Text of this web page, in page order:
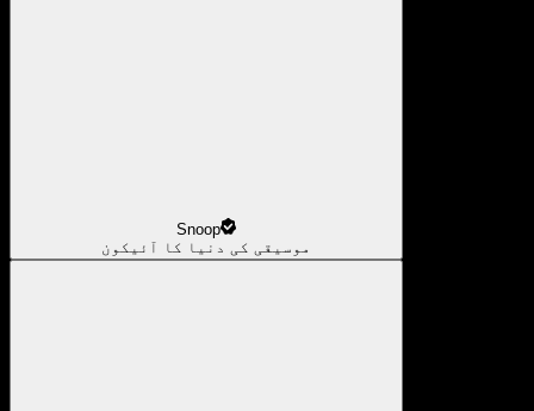
Snoop
موسیقی کی دنیا کا آئیکون